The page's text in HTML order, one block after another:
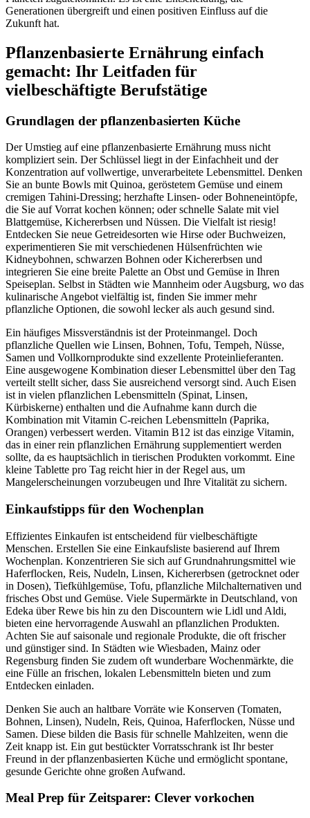
Generationen übergreift und einen positiven Einfluss auf die
Zukunft hat.
Pflanzenbasierte Ernährung einfach
gemacht: Ihr Leitfaden für
vielbeschäftigte Berufstätige
Grundlagen der pflanzenbasierten Küche
Der Umstieg auf eine pflanzenbasierte Ernährung muss nicht
kompliziert sein. Der Schlüssel liegt in der Einfachheit und der
Konzentration auf vollwertige, unverarbeitete Lebensmittel. Denken
Sie an bunte Bowls mit Quinoa, geröstetem Gemüse und einem
cremigen Tahini-Dressing; herzhafte Linsen- oder Bohneneintöpfe,
die Sie auf Vorrat kochen können; oder schnelle Salate mit viel
Blattgemüse, Kichererbsen und Nüssen. Die Vielfalt ist riesig!
Entdecken Sie neue Getreidesorten wie Hirse oder Buchweizen,
experimentieren Sie mit verschiedenen Hülsenfrüchten wie
Kidneybohnen, schwarzen Bohnen oder Kichererbsen und
integrieren Sie eine breite Palette an Obst und Gemüse in Ihren
Speiseplan. Selbst in Städten wie Mannheim oder Augsburg, wo das
kulinarische Angebot vielfältig ist, finden Sie immer mehr
pflanzliche Optionen, die sowohl lecker als auch gesund sind.
Ein häufiges Missverständnis ist der Proteinmangel. Doch
pflanzliche Quellen wie Linsen, Bohnen, Tofu, Tempeh, Nüsse,
Samen und Vollkornprodukte sind exzellente Proteinlieferanten.
Eine ausgewogene Kombination dieser Lebensmittel über den Tag
verteilt stellt sicher, dass Sie ausreichend versorgt sind. Auch Eisen
ist in vielen pflanzlichen Lebensmitteln (Spinat, Linsen,
Kürbiskerne) enthalten und die Aufnahme kann durch die
Kombination mit Vitamin C-reichen Lebensmitteln (Paprika,
Orangen) verbessert werden. Vitamin B12 ist das einzige Vitamin,
das in einer rein pflanzlichen Ernährung supplementiert werden
sollte, da es hauptsächlich in tierischen Produkten vorkommt. Eine
kleine Tablette pro Tag reicht hier in der Regel aus, um
Mangelerscheinungen vorzubeugen und Ihre Vitalität zu sichern.
Einkaufstipps für den Wochenplan
Effizientes Einkaufen ist entscheidend für vielbeschäftigte
Menschen. Erstellen Sie eine Einkaufsliste basierend auf Ihrem
Wochenplan. Konzentrieren Sie sich auf Grundnahrungsmittel wie
Haferflocken, Reis, Nudeln, Linsen, Kichererbsen (getrocknet oder
in Dosen), Tiefkühlgemüse, Tofu, pflanzliche Milchalternativen und
frisches Obst und Gemüse. Viele Supermärkte in Deutschland, von
Edeka über Rewe bis hin zu den Discountern wie Lidl und Aldi,
bieten eine hervorragende Auswahl an pflanzlichen Produkten.
Achten Sie auf saisonale und regionale Produkte, die oft frischer
und günstiger sind. In Städten wie Wiesbaden, Mainz oder
Regensburg finden Sie zudem oft wunderbare Wochenmärkte, die
eine Fülle an frischen, lokalen Lebensmitteln bieten und zum
Entdecken einladen.
Denken Sie auch an haltbare Vorräte wie Konserven (Tomaten,
Bohnen, Linsen), Nudeln, Reis, Quinoa, Haferflocken, Nüsse und
Samen. Diese bilden die Basis für schnelle Mahlzeiten, wenn die
Zeit knapp ist. Ein gut bestückter Vorratsschrank ist Ihr bester
Freund in der pflanzenbasierten Küche und ermöglicht spontane,
gesunde Gerichte ohne großen Aufwand.
Meal Prep für Zeitsparer: Clever vorkochen